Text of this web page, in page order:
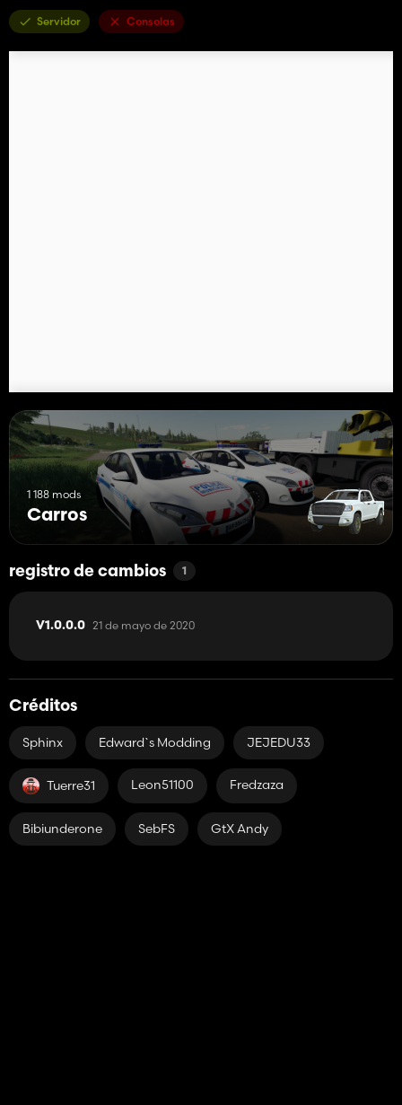
Servidor Consolas
1 188 mods
Carros
registro de cambios 1
V1.0.0.0 21 de mayo de 2020
Créditos
Sphinx Edward`s Modding JEJEDU33
Tuerre31 Leon51100 Fredzaza
Bibiunderone SebFS GtX Andy